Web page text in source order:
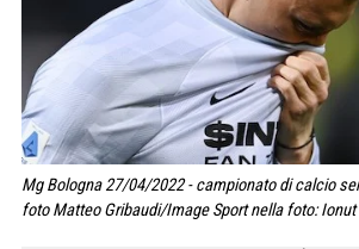
Mg Bologna 27/04/2022 - campionato di calcio
foto Matteo Gribaudi/Image Sport nella foto: Ionut